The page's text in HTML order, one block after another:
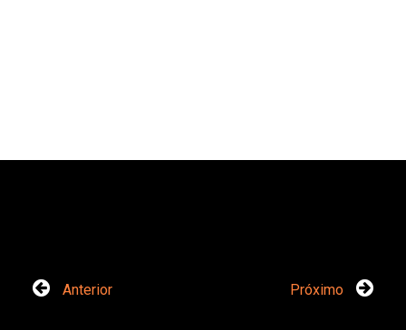
Anterior Próximo